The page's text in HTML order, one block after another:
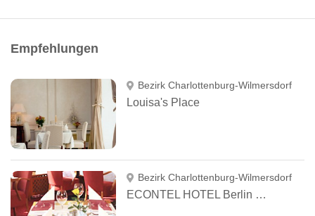
Empfehlungen
Bezirk Charlottenburg-Wilmersdorf
Louisa's Place
Bezirk Charlottenburg-Wilmersdorf
ECONTEL HOTEL Berlin Charlottenburg